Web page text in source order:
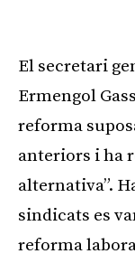
El secretari
Ermengol
reforma
anteriors i ha
alternativa”.
sindicats es
reforma